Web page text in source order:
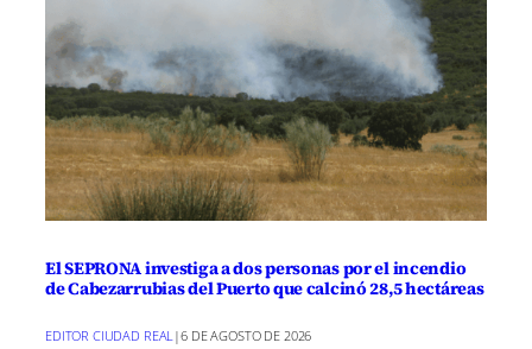
El SEPRONA investiga a dos personas por el incendio
de Cabezarrubias del Puerto que calcinó 28,5 hectáreas
EDITOR CIUDAD REAL|6 DE AGOSTO DE 2026